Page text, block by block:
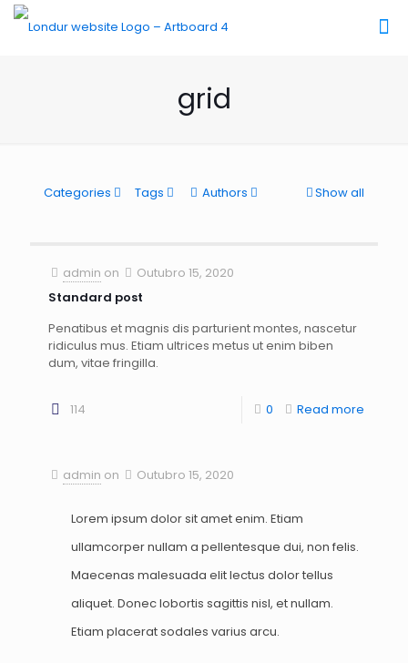
grid
Categories Tags Authors Show all
admin on
Outubro 15, 2020
Standard post
Penatibus et magnis dis parturient montes, nascetur
ridiculus mus. Etiam ultrices metus ut enim biben
dum, vitae fringilla.
114 0 Read more
admin on Outubro 15, 2020
Lorem ipsum dolor sit amet enim. Etiam
ullamcorper nullam a pellentesque dui, non felis.
Maecenas malesuada elit lectus dolor tellus
aliquet. Donec lobortis sagittis nisl, et nullam.
Etiam placerat sodales varius arcu.